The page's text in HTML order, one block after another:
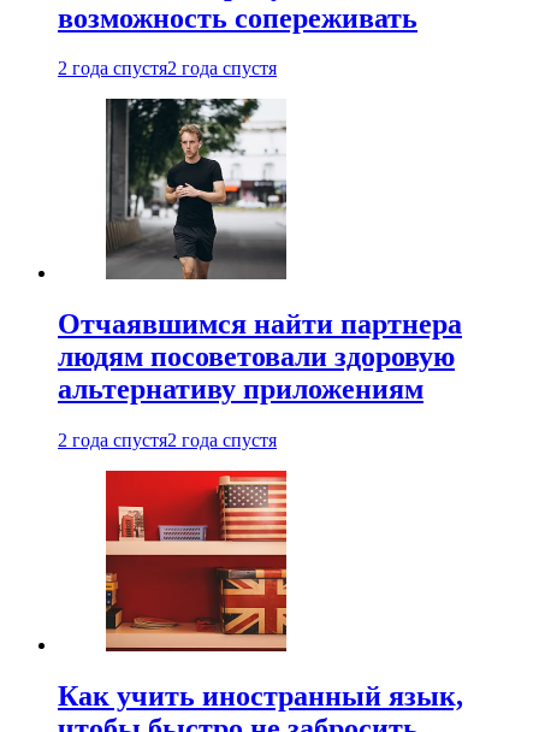
возможность сопереживать
2 года спустя2 года спустя
Отчаявшимся найти партнера
людям посоветовали здоровую
альтернативу приложениям
2 года спустя2 года спустя
Как учить иностранный язык,